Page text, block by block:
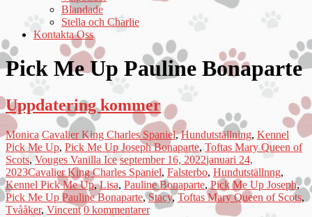
Blandade
Stella och Charlie
Kontakta Oss
Pick Me Up Pauline Bonaparte
Uppdatering kommer
Monica Cavalier King Charles Spaniel,Hundutställning, Kennel
Pick Me Up, Pick Me Up Joseph Bonaparte, Toftas Mary Queen of
Scots,Vouges Vanilla Ice september 16, 2022januari 24,
2023Cavalier King Charles Spaniel, Falsterbo, Hundutställnng,
Kennel Pick Me Up,Lisa, Pauline Bonaparte,Pick Me Up Joseph,
Pick Me Up Pauline Bonaparte,Stacy,Toftas Mary Queen of Scots,
Tvååker, Vincent 0 kommentarer